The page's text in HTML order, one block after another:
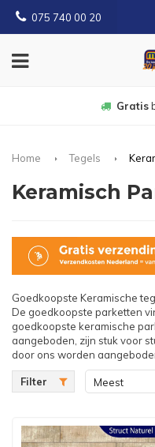
075 740 00 20
Gratis
Home Tegels
Keramisch
Goedkoopste Keramische
De goedkoopste parketten
goedkoopste keramische
aangeboden, zijn stuk voor
door ons worden
Filter
Meest